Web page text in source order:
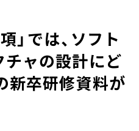
――では、ソフト
チャの設計にど
新卒研修資料が